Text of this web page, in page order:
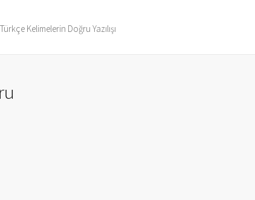
Kelimelerin Doğru Yazılışı